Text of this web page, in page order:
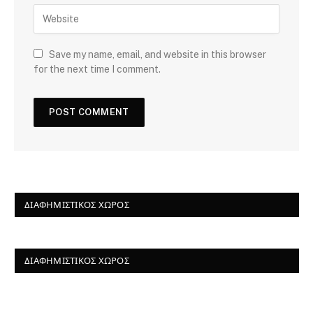
Save my name, email, and website in this browser
for the next time I comment.
ΔΙΑΦΗΜΙΣΤΙΚΌΣ ΧΏΡΟΣ
ΔΙΑΦΗΜΙΣΤΙΚΌΣ ΧΏΡΟΣ